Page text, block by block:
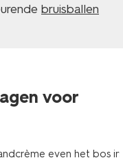
bruisballen
voor
even het bos in